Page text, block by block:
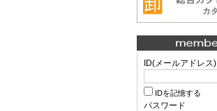
ID(メールアドレス)
IDを記憶する
パスワード